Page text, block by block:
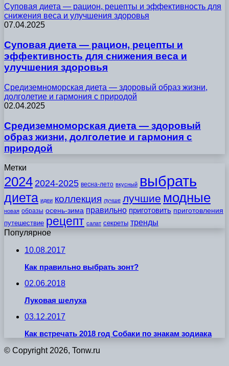
Суповая диета — рацион, рецепты и эффективность для
снижения веса и улучшения здоровья
07.04.2025
Суповая диета — рацион, рецепты и
эффективность для снижения веса и
улучшения здоровья
Средиземноморская диета — здоровый образ жизни,
долголетие и гармония с природой
02.04.2025
Средиземноморская диета — здоровый
образ жизни, долголетие и гармония с
природой
Метки
2024 2024-2025 весна-лето вкусный выбрать
диета идеи коллекция лучше лучшие модные
новая образы осень-зима правильно приготовить приготовления
путешествие рецепт салат секреты тренды
Популярное
10.08.2017
Как правильно выбрать зонт?
02.06.2018
Луковая шелуха
03.12.2017
Как встречать 2018 год Собаки по знакам зодиака
© Copyright 2026, Tonw.ru